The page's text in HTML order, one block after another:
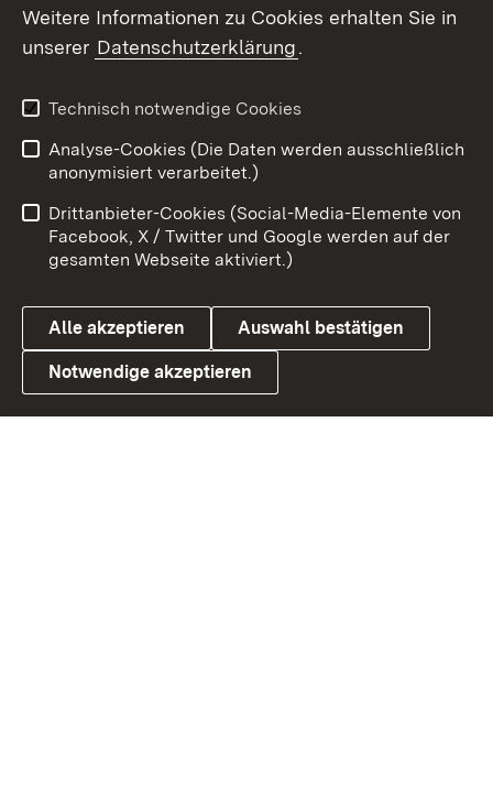
X / Twitter
Youtube
Link zum Landesportal
Impressum
Kontakt
Barrierefreiheit
Datenschutz
Cookies
Weitere Informationen zu Cookies erhalten Sie in
unserer Datenschutzerklärung.
Technisch notwendige Cookies
Analyse-Cookies (Die Daten werden ausschließlich
anonymisiert verarbeitet.)
Drittanbieter-Cookies (Social-Media-Elemente von
Facebook, X / Twitter und Google werden auf der
gesamten Webseite aktiviert.)
Alle akzeptieren Auswahl bestätigen
Notwendige akzeptieren